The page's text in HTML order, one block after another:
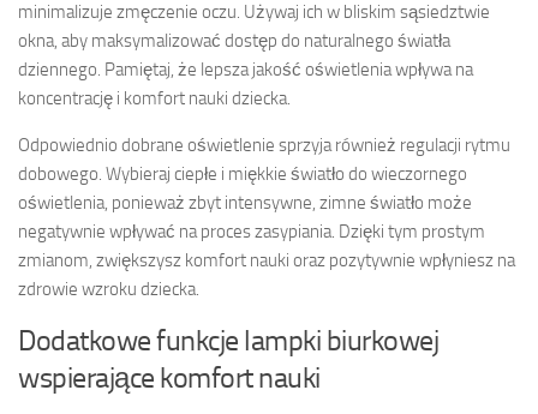
minimalizuje zmęczenie oczu. Używaj ich w bliskim sąsiedztwie
okna, aby maksymalizować dostęp do naturalnego światła
dziennego. Pamiętaj, że lepsza jakość oświetlenia wpływa na
koncentrację i komfort nauki dziecka.
Odpowiednio dobrane oświetlenie sprzyja również regulacji rytmu
dobowego. Wybieraj ciepłe i miękkie światło do wieczornego
oświetlenia, ponieważ zbyt intensywne, zimne światło może
negatywnie wpływać na proces zasypiania. Dzięki tym prostym
zmianom, zwiększysz komfort nauki oraz pozytywnie wpłyniesz na
zdrowie wzroku dziecka.
Dodatkowe funkcje lampki biurkowej
wspierające komfort nauki